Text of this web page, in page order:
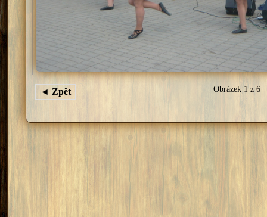
◄ Zpět Obrázek 1 z 6